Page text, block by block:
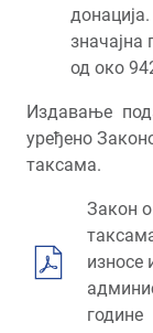
значајнa
од око
Издавање
уређено
таксама.
Закон
износе
године